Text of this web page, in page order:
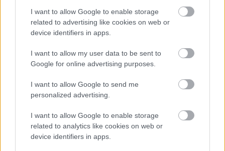
I want to allow Google to enable storage
related to advertising like cookies on web or
device identifiers in apps.
I want to allow my user data to be sent to
Google for online advertising purposes.
I want to allow Google to send me
personalized advertising.
I want to allow Google to enable storage
related to analytics like cookies on web or
device identifiers in apps.
12.20 – 12.50 A Születésnap nyílt próba a
Kamaraszínházban
A belépés díjtalan.